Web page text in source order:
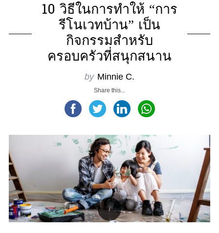
10 วิธีในการทำให้ “การ
รีโนเวทบ้าน” เป็น
กิจกรรมสำหรับ
ครอบครัวที่สนุกสนาน
by Minnie C.
Share this...